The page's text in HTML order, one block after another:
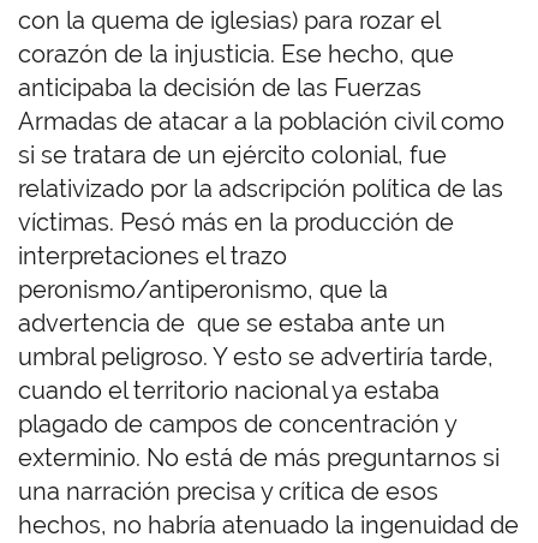
con la quema de iglesias) para rozar el
corazón de la injusticia. Ese hecho, que
anticipaba la decisión de las Fuerzas
Armadas de atacar a la población civil como
si se tratara de un ejército colonial, fue
relativizado por la adscripción política de las
víctimas. Pesó más en la producción de
interpretaciones el trazo
peronismo/antiperonismo, que la
advertencia de que se estaba ante un
umbral peligroso. Y esto se advertiría tarde,
cuando el territorio nacional ya estaba
plagado de campos de concentración y
exterminio. No está de más preguntarnos si
una narración precisa y crítica de esos
hechos, no habría atenuado la ingenuidad de